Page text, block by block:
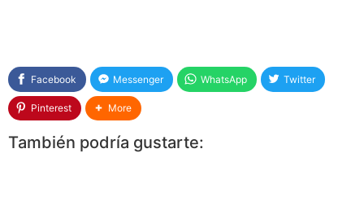
Facebook Messenger WhatsApp Twitter
Pinterest More
También podría gustarte: